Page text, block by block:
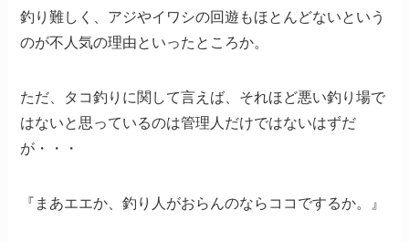
釣り難しく、アジやイワシの回遊もほとんどないという
のが不人気の理由といったところか。
ただ、タコ釣りに関して言えば、それほど悪い釣り場で
はないと思っているのは管理人だけではないはずだ
が・・・
『まあエエか、釣り人がおらんのならココでするか。』